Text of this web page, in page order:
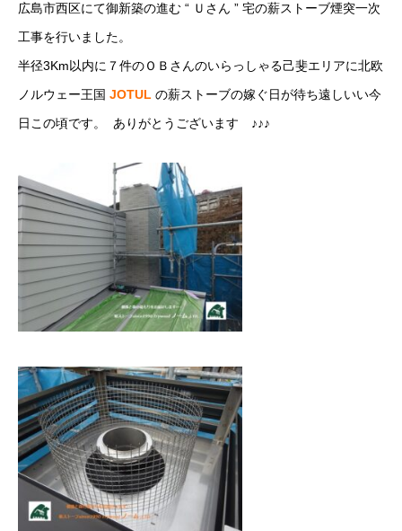
広島市西区にて御新築の進む “ Ｕさん ” 宅の薪ストーブ煙突一次
工事を行いました。
半径3Km以内に７件のＯＢさんのいらっしゃる己斐エリアに北欧
ノルウェー王国 JOTUL の薪ストーブの嫁ぐ日が待ち遠しいい今
日この頃です。 ありがとうございます ♪♪♪